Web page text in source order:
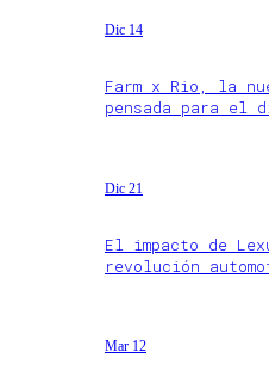
Dic 14
Farm x Rio, la
pensada para el
Dic 21
El impacto de
revolución
Mar 12